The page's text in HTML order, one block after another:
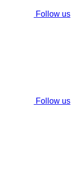
Follow us
Follow us